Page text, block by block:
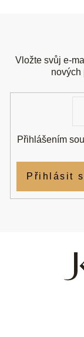
Vložte svůj e-
nových
Přihlášením
Přihlásit